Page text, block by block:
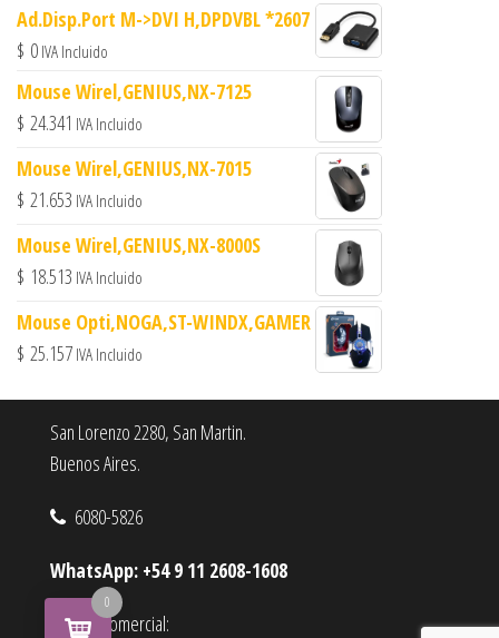
Ad.Disp.Port M->DVI H,DPDVBL *2607
$ 0 IVA Incluido
Mouse Wirel,GENIUS,NX-7125
$ 24.341 IVA Incluido
Mouse Wirel,GENIUS,NX-7015
$ 21.653 IVA Incluido
Mouse Wirel,GENIUS,NX-8000S
$ 18.513 IVA Incluido
Mouse Opti,NOGA,ST-WINDX,GAMER
$ 25.157 IVA Incluido
San Lorenzo 2280, San Martin.
Buenos Aires.
6080-5826
WhatsApp: +54 9 11 2608-1608
Horario comercial:
0